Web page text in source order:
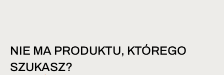
NIE MA PRODUKTU, KTÓREGO
SZUKASZ?